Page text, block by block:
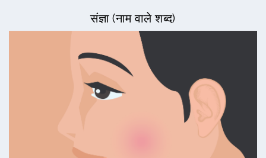
संज्ञा (नाम वाले शब्द)